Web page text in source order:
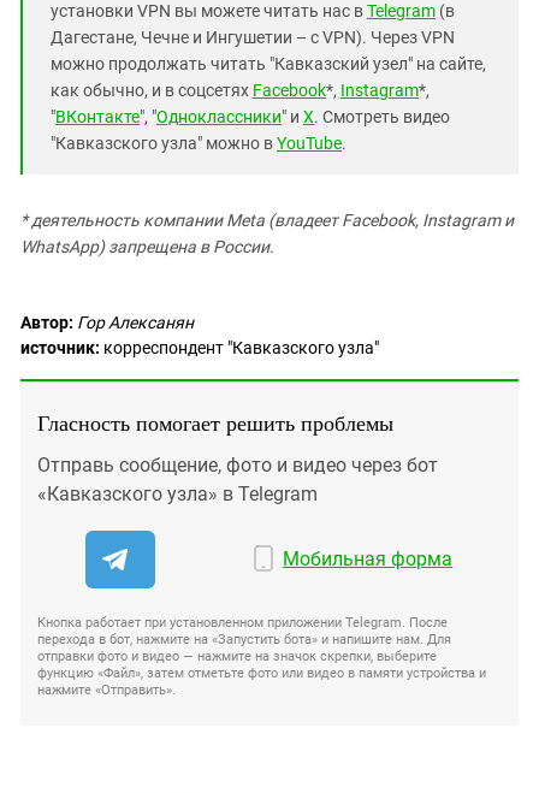
установки VPN вы можете читать нас вTelegram (в
Дагестане, Чечне и Ингушетии – с VPN). Через VPN
можно продолжать читать "Кавказский узел" на сайте,
как обычно, и в соцсетях Facebook*, Instagram*,
"ВКонтакте", "Одноклассники" и X. Смотреть видео
"Кавказского узла" можно вYouTube.
* деятельность компании Meta (владеет Facebook, Instagram и
WhatsApp) запрещена в России.
Автор: Гор Алексанян
источник: корреспондент "Кавказского узла"
Гласность помогает решить проблемы
Отправь сообщение, фото и видео через бот
«Кавказского узла» в Telegram
Мобильная форма
Кнопка работает при установленном приложении Telegram. После
перехода в бот, нажмите на «Запустить бота» и напишите нам. Для
отправки фото и видео — нажмите на значок скрепки, выберите
функцию «Файл», затем отметьте фото или видео в памяти устройства и
нажмите «Отправить».